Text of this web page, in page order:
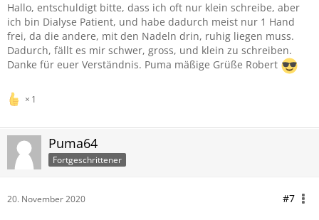
Hallo, entschuldigt bitte, dass ich oft nur klein schreibe, aber
ich bin Dialyse Patient, und habe dadurch meist nur 1 Hand
frei, da die andere, mit den Nadeln drin, ruhig liegen muss.
Dadurch, fällt es mir schwer, gross, und klein zu schreiben.
Danke für euer Verständnis. Puma mäßige Grüße Robert
1
Puma64
Fortgeschrittener
20. November 2020 #7